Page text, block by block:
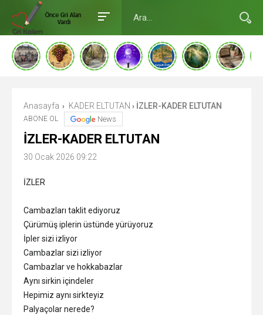
Anasayfa › KADER ELTUTAN › İZLER-KADER ELTUTAN
ABONE OL News
İZLER-KADER ELTUTAN
30 Ocak 2026 09:22
İZLER
Cambazları taklit ediyoruz
Çürümüş iplerin üstünde yürüyoruz
İpler sizi izliyor
Cambazlar sizi izliyor
Cambazlar ve hokkabazlar
Aynı sirkin içindeler
Hepimiz aynı sirkteyiz
Palyaçolar nerede?